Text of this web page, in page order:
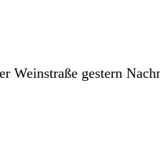
Weinstraße gestern